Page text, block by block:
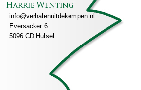
info@verhalenuitdekempen.nl
Eversacker 6
5096 CD Hulsel